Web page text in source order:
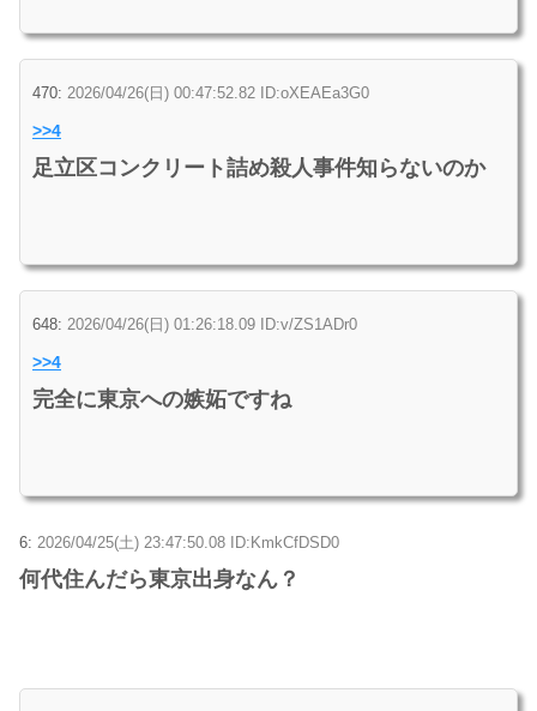
470: 2026/04/26(日) 00:47:52.82 ID:oXEAEa3G0
>>4
足立区コンクリート詰め殺人事件知らないのか
648: 2026/04/26(日) 01:26:18.09 ID:v/ZS1ADr0
>>4
完全に東京への嫉妬ですね
6: 2026/04/25(土) 23:47:50.08 ID:KmkCfDSD0
何代住んだら東京出身なん？